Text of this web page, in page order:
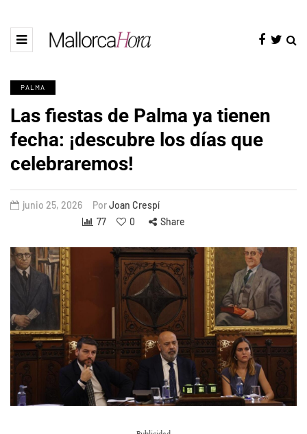
PALMA
Las fiestas de Palma ya tienen
fecha: ¡descubre los días que
celebraremos!
junio 25, 2026 PorJoan Crespí
77
0 Share